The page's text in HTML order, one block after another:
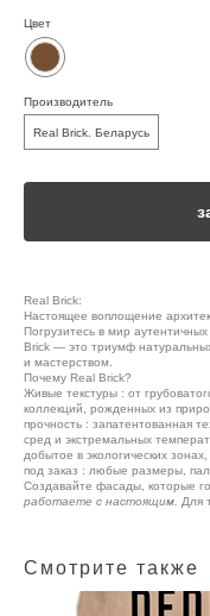
Цвет
Производитель
Real Brick. Беларусь
Real Brick:
Настоящее воплощение
Погрузитесь в мир
Brick — это триумф
и мастерством.
Почему Real Brick?
Живые текстуры : от
коллекций, рожденных из
прочность : запатентованная
сред и экстремальных
добытое в экологических
под заказ : любые размеры,
Создавайте фасады, которые
работаете с настоящим.
Для
Смотрите также